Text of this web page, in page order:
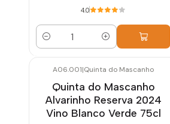
4.0
Cantidad
A06.001|Quinta do Mascanho
Quinta do Mascanho
Alvarinho Reserva 2024
Vino Blanco Verde 75cl